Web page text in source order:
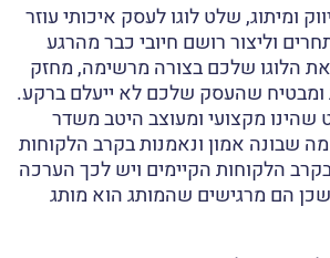
ומיתוג, שלט לוגו לעסק איכותי עוזר
וליצור רושם חיובי כבר מהרגע
הלוגו שלכם בצורה מרשימה, מחזק
ומבטיח שהעסק שלכם לא ייעלם ברקע.
שהינו מקצועי ומעוצב היטב משדר
מה שבונה אמון ונאמנות בקרב הלקוחות
הלקוחות הקיימים ויש לכך הערכה
הם מרגישים שהמותג הוא מותג